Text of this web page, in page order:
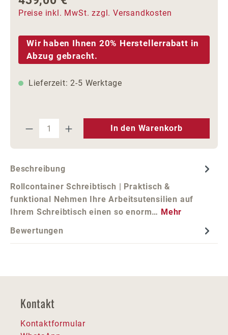
Preise inkl. MwSt. zzgl. Versandkosten
Wir haben Ihnen 20% Herstellerrabatt in
Abzug gebracht.
Lieferzeit: 2-5 Werktage
Produkt Anzahl: Gib den
In den Warenkorb
Beschreibung
Rollcontainer Schreibtisch | Praktisch &
funktional Nehmen Ihre Arbeitsutensilien auf
Ihrem Schreibtisch einen so enorm… Mehr
Bewertungen
Kontakt
Kontaktformular